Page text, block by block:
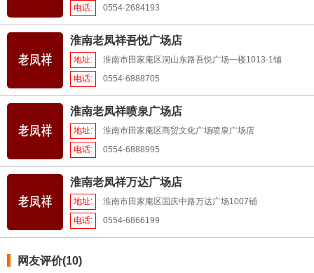
电话:
0554-2684193
淮南老凤祥吾悦广场店
地址:
淮南市田家庵区洞山东路吾悦广场一楼1013-1铺
电话:
0554-6888705
淮南老凤祥喷泉广场店
地址:
淮南市田家庵区商贸文化广场喷泉广场店
电话:
0554-6888995
淮南老凤祥万达广场店
地址:
淮南市田家庵区国庆中路万达广场1007铺
电话:
0554-6866199
网友评价(10)